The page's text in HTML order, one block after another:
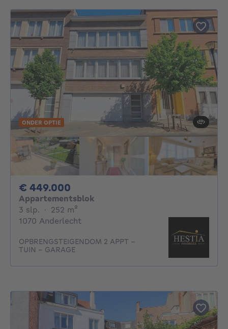
ONDER OPTIE
€ 449.000
Appartementsblok
3 slp. 3 slaapkamers
· 252 m²
1070 Anderlecht
OPBRENGSTEIGENDOM 2 APPT -
TUIN - GARAGE